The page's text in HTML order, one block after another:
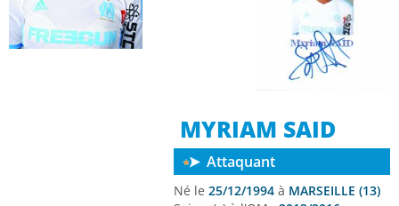
MYRIAM SAID
Attaquant
Né le 25/12/1994 à MARSEILLE (13)